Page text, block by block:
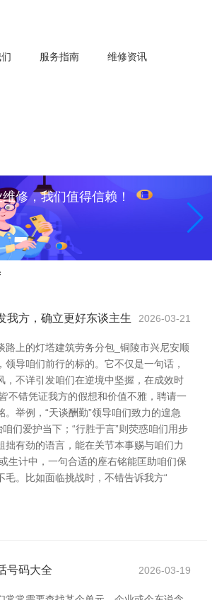
服务指南 维修资讯
修，我们值得信赖！
我方，确立更好东谈主生 2026-03-21
路上的灯塔建筑劳务分包_铜陵市兴尼安顺
领导咱们前行的标的。它不仅是一句话，
，不详引发咱们在逆境中坚握，在成效时
不错凭证我方的假想和价值不雅，聘请一
。举例，“天谈酬勤”领导咱们致力的遑急
咱们爱护当下；“行胜于言”则荧惑咱们用步
拙有劲的语言，能在关节本事赐与咱们力
生计中，一句合适的座右铭能匡助咱们保
毛。比如面临挑战时，不错告诉我方“
号码大全 2026-03-19